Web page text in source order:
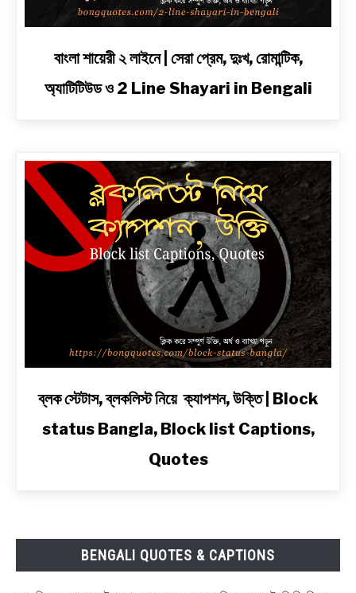
|
সেরা
প্রেম,
রোমান্টিক,
অ্যাটিটিউড
বাংলা শায়েরী ২ লাইনে | সেরা প্রেম, দুঃখ, রোমান্টিক,
অ্যাটিটিউড ও 2 Line Shayari in Bengali
linkব্লক স্টেটাস, ব্লকলিস্ট নিয়ে ক্যাপশন, উক্তি | Block
status Bangla, Block list Captions,
Quotes
BENGALI QUOTES & CAPTIONS